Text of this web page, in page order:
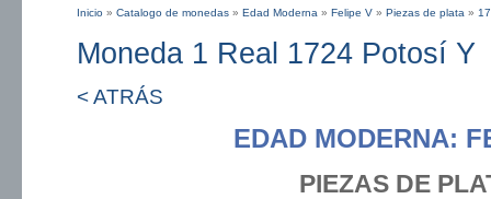
Inicio » Catalogo de monedas » Edad Moderna » Felipe V » Piezas de plata »
Moneda 1 Real 1724 Potosí Y
< ATRÁS
EDAD MODERNA:
PIEZAS DE